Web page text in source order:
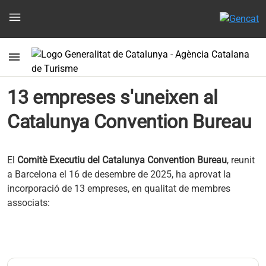
menu
menu
13 empreses s'uneixen al
Catalunya Convention Bureau
El Comitè Executiu del Catalunya Convention Bureau, reunit
a Barcelona el 16 de desembre de 2025, ha aprovat la
incorporació de 13 empreses, en qualitat de membres
associats: